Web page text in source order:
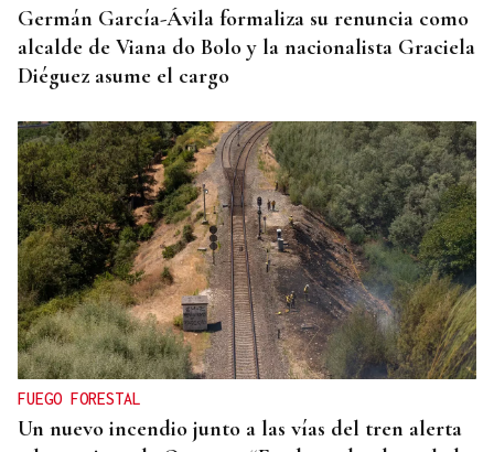
Germán García-Ávila formaliza su renuncia como
alcalde de Viana do Bolo y la nacionalista Graciela
Diéguez asume el cargo
FUEGO FORESTAL
Un nuevo incendio junto a las vías del tren alerta